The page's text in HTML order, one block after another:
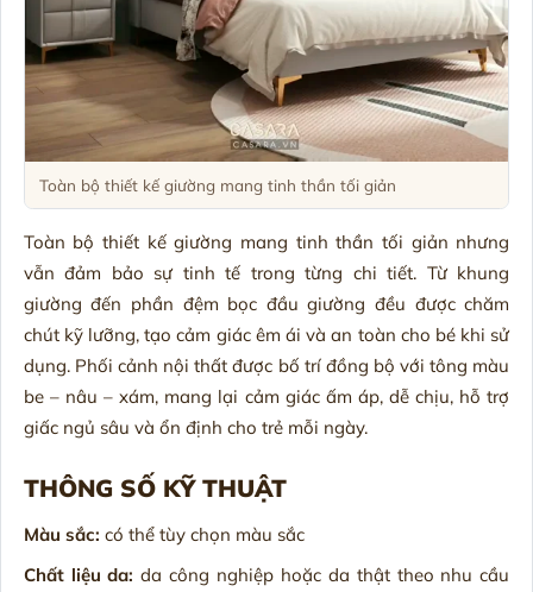
Toàn bộ thiết kế giường mang tinh thần tối giản
Toàn bộ thiết kế giường mang tinh thần tối giản nhưng
vẫn đảm bảo sự tinh tế trong từng chi tiết. Từ khung
giường đến phần đệm bọc đầu giường đều được chăm
chút kỹ lưỡng, tạo cảm giác êm ái và an toàn cho bé khi sử
dụng. Phối cảnh nội thất được bố trí đồng bộ với tông màu
be – nâu – xám, mang lại cảm giác ấm áp, dễ chịu, hỗ trợ
giấc ngủ sâu và ổn định cho trẻ mỗi ngày.
THÔNG SỐ KỸ THUẬT
Màu sắc: có thể tùy chọn màu sắc
Chất liệu da: da công nghiệp hoặc da thật theo nhu cầu